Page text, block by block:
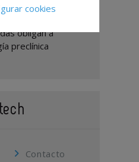
de los
obligan a
preclínica
Contacto
cookies